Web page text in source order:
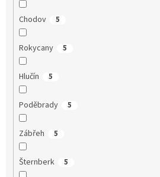
Chodov 5
Rokycany 5
Hlučín 5
Poděbrady 5
Zábřeh 5
Šternberk 5